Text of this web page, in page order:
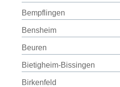
Bempflingen
Bensheim
Beuren
Bietigheim-Bissingen
Birkenfeld